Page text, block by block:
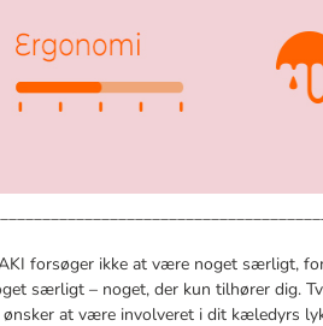
forsøger ikke at være noget særligt,
særligt – noget, der kun tilhører dig.
at være involveret i dit kæledyrs